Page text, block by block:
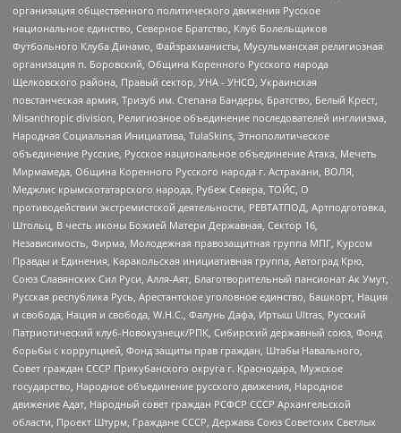
организация общественного политического движения Русское
национальное единство, Северное Братство, Клуб Болельщиков
Футбольного Клуба Динамо, Файзрахманисты, Мусульманская религиозная
организация п. Боровский, Община Коренного Русского народа
Щелковского района, Правый сектор, УНА - УНСО, Украинская
повстанческая армия, Тризуб им. Степана Бандеры, Братство, Белый Крест,
Misanthropic division, Религиозное объединение последователей инглиизма,
Народная Социальная Инициатива, TulaSkins, Этнополитическое
объединение Русские, Русское национальное объединение Атака, Мечеть
Мирмамеда, Община Коренного Русского народа г. Астрахани, ВОЛЯ,
Меджлис крымскотатарского народа, Рубеж Севера, ТОЙС, О
противодействии экстремистской деятельности, РЕВТАТПОД, Артподготовка,
Штольц, В честь иконы Божией Матери Державная, Сектор 16,
Независимость, Фирма, Молодежная правозащитная группа МПГ, Курсом
Правды и Единения, Каракольская инициативная группа, Автоград Крю,
Союз Славянских Сил Руси, Алля-Аят, Благотворительный пансионат Ак Умут,
Русская республика Русь, Арестантское уголовное единство, Башкорт, Нация
и свобода, Нация и свобода, W.H.С., Фалунь Дафа, Иртыш Ultras, Русский
Патриотический клуб-Новокузнецк/РПК, Сибирский державный союз, Фонд
борьбы с коррупцией, Фонд защиты прав граждан, Штабы Навального,
Совет граждан СССР Прикубанского округа г. Краснодара, Мужское
государство, Народное объединение русского движения, Народное
движение Адат, Народный совет граждан РСФСР СССР Архангельской
области, Проект Штурм, Граждане СССР, Держава Союз Советских Светлых